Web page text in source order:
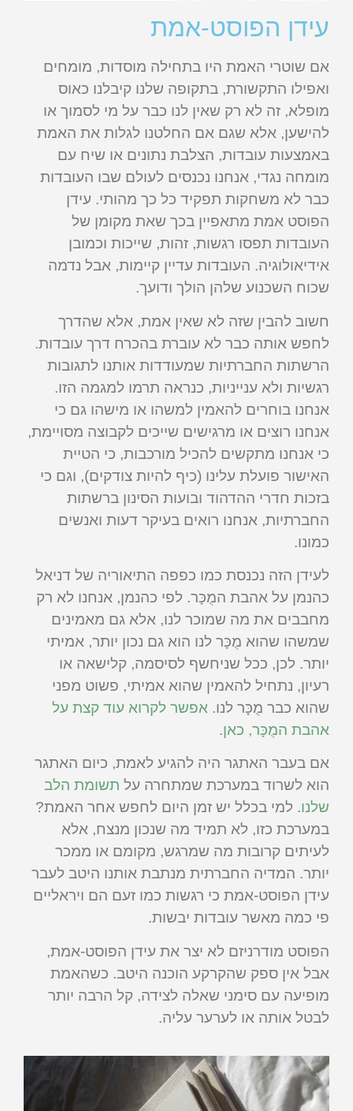
עידן הפוסט-אמת
אם שוטרי האמת היו בתחילה מוסדות, מומחים
ואפילו התקשורת, בתקופה שלנו קיבלנו כאוס
מופלא, זה לא רק שאין לנו כבר על מי לסמוך או
להישען, אלא שגם אם החלטנו לגלות את האמת
באמצעות עובדות, הצלבת נתונים או שיח עם
מומחה נגדי, אנחנו נכנסים לעולם שבו העובדות
כבר לא משחקות תפקיד כל כך מהותי. עידן
הפוסט אמת מתאפיין בכך שאת מקומן של
העובדות תפסו רגשות, זהות, שייכות וכמובן
אידיאולוגיה. העובדות עדיין קיימות, אבל נדמה
שכוח השכנוע שלהן הולך ודועך.
חשוב להבין שזה לא שאין אמת, אלא שהדרך
לחפש אותה כבר לא עוברת בהכרח דרך עובדות.
הרשתות החברתיות שמעודדות אותנו לתגובות
רגשיות ולא ענייניות, כנראה תרמו למגמה הזו.
אנחנו בוחרים להאמין למשהו או מישהו גם כי
אנחנו רוצים או מרגישים שייכים לקבוצה מסויימת,
כי אנחנו מתקשים להכיל מורכבות, כי הטיית
האישור פועלת עלינו (כיף להיות צודקים), וגם כי
בזכות חדרי ההדהוד ובועות הסינון ברשתות
החברתיות, אנחנו רואים בעיקר דעות ואנשים
כמונו.
לעידן הזה נכנסת כמו כפפה התיאוריה של דניאל
כהנמן על אהבת המֻכָּר. לפי כהנמן, אנחנו לא רק
מחבבים את מה שמוכר לנו, אלא גם מאמינים
שמשהו שהוא מֻכָּר לנו הוא גם נכון יותר, אמיתי
יותר. לכן, ככל שניחשף לסיסמה, קלישאה או
רעיון, נתחיל להאמין שהוא אמיתי, פשוט מפני
שהוא כבר מֻכָּר לנו. אפשר לקרוא עוד קצת על
אהבת המֻכָּר, כאן.
אם בעבר האתגר היה להגיע לאמת, כיום האתגר
הוא לשרוד במערכת שמתחרה על תשומת הלב
שלנו. למי בכלל יש זמן היום לחפש אחר האמת?
במערכת כזו, לא תמיד מה שנכון מנצח, אלא
לעיתים קרובות מה שמרגש, מקומם או ממכר
יותר. המדיה החברתית מנתבת אותנו היטב לעבר
עידן הפוסט-אמת כי רגשות כמו זעם הם ויראליים
פי כמה מאשר עובדות יבשות.
הפוסט מודרניזם לא יצר את עידן הפוסט-אמת,
אבל אין ספק שהקרקע הוכנה היטב. כשהאמת
מופיעה עם סימני שאלה לצידה, קל הרבה יותר
לבטל אותה או לערער עליה.